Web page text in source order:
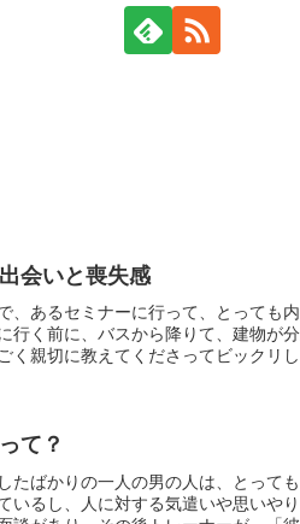
会いと喪失感
、あるセミナーに行って、とっても
行く前に、バスから降りて、建物が
く親切に教えてくださってビックリ
て？
たばかりの一人の男の人は、とって
いるし、人に対する気遣いや思いや